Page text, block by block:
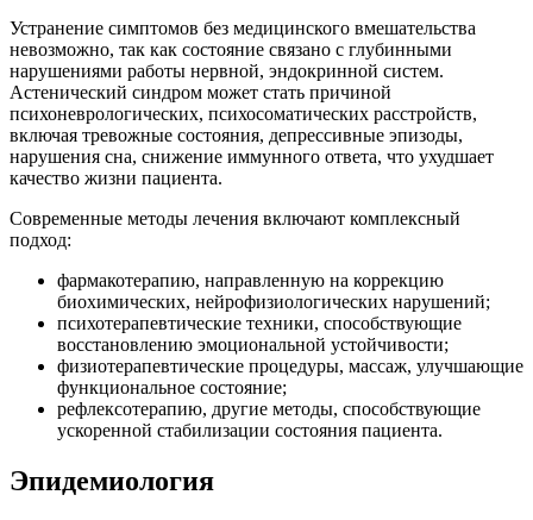
Устранение симптомов без медицинского вмешательства
невозможно, так как состояние связано с глубинными
нарушениями работы нервной, эндокринной систем.
Астенический синдром может стать причиной
психоневрологических, психосоматических расстройств,
включая тревожные состояния, депрессивные эпизоды,
нарушения сна, снижение иммунного ответа, что ухудшает
качество жизни пациента.
Современные методы лечения включают комплексный
подход:
фармакотерапию, направленную на коррекцию
биохимических, нейрофизиологических нарушений;
психотерапевтические техники, способствующие
восстановлению эмоциональной устойчивости;
физиотерапевтические процедуры, массаж, улучшающие
функциональное состояние;
рефлексотерапию, другие методы, способствующие
ускоренной стабилизации состояния пациента.
Эпидемиология